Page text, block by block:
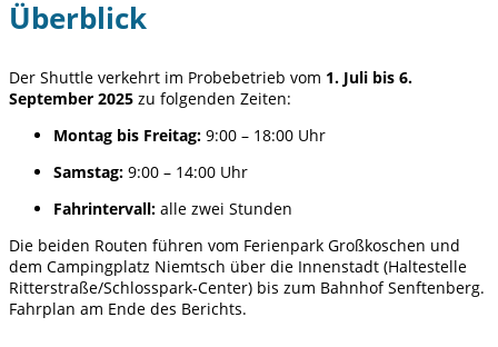
Überblick
Der Shuttle verkehrt im Probebetrieb vom 1. Juli bis 6.
September 2025 zu folgenden Zeiten:
Montag bis Freitag: 9:00 – 18:00 Uhr
Samstag: 9:00 – 14:00 Uhr
Fahrintervall: alle zwei Stunden
Die beiden Routen führen vom Ferienpark Großkoschen und
dem Campingplatz Niemtsch über die Innenstadt (Haltestelle
Ritterstraße/Schlosspark-Center) bis zum Bahnhof Senftenberg.
Fahrplan am Ende des Berichts.